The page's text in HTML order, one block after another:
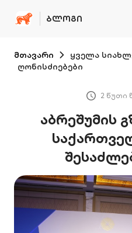
ᲑᲚᲝᲒᲘ
მთავარი ყველა
ღონისძიებები
2 წუთი
აბრეშუმის